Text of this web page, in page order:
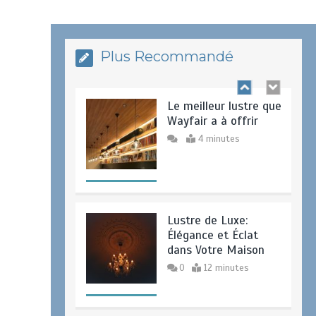
Plus Recommandé
repas
0 19 minutes
Le meilleur lustre que
Wayfair a à offrir
4 minutes
Lustre de Luxe:
Élégance et Éclat
dans Votre Maison
0 12 minutes